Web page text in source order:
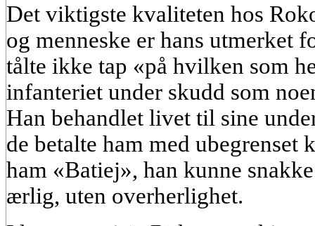
Det viktigste kvaliteten hos
og menneske er hans utmerket
tålte ikke tap «på hvilken som
infanteriet under skudd som
Han behandlet livet til sine
de betalte ham med
ham «Batiej», han kunne
ærlig, uten overherlighet.